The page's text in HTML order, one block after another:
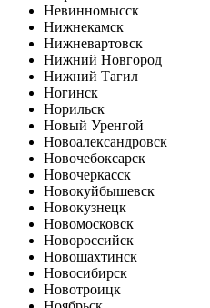
Невинномысск
Нижнекамск
Нижневартовск
Нижний Новгород
Нижний Тагил
Ногинск
Норильск
Новый Уренгой
Новоалександровск
Новочебоксарск
Новочеркасск
Новокуйбышевск
Новокузнецк
Новомосковск
Новороссийск
Новошахтинск
Новосибирск
Новотроицк